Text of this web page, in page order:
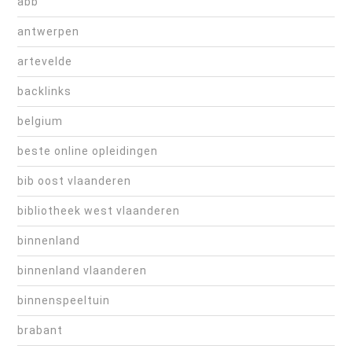
antwerpen
artevelde
backlinks
belgium
beste online opleidingen
bib oost vlaanderen
bibliotheek west vlaanderen
binnenland
binnenland vlaanderen
binnenspeeltuin
brabant